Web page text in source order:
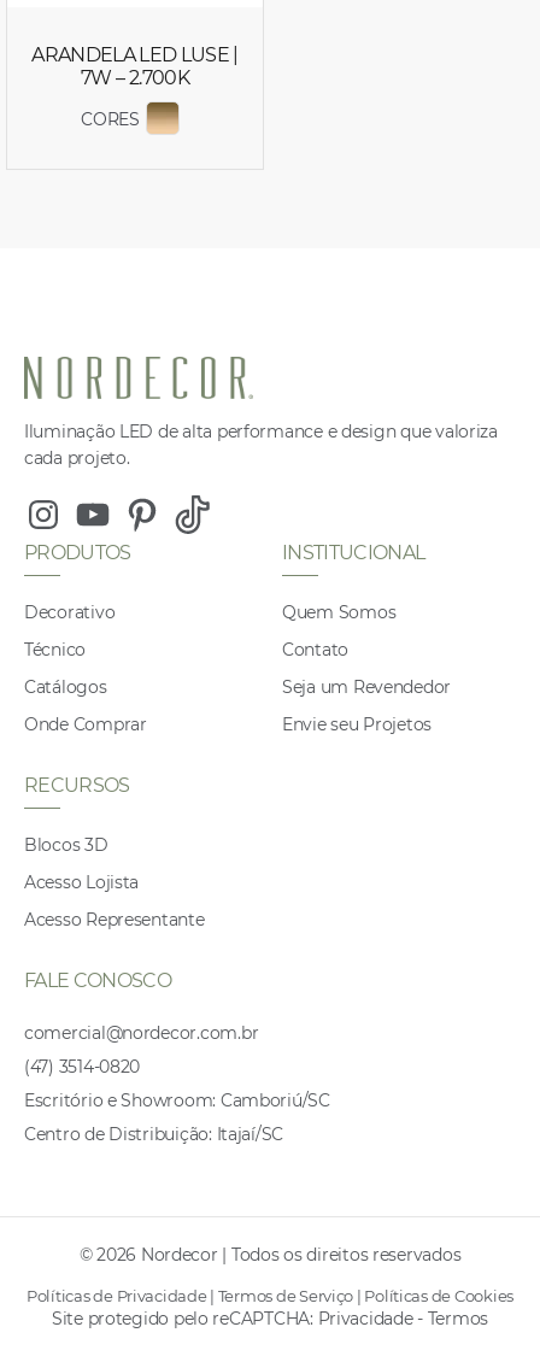
ARANDELA LED LUSE |
7W – 2.700K
CORES EXIBIR COR 2798
Iluminação LED de alta performance e design que valoriza
cada projeto.
InstagramYoutubePinterest
Tiktok
PRODUTOS
Decorativo
Técnico
Catálogos
Onde Comprar
INSTITUCIONAL
Quem Somos
Contato
Seja um Revendedor
Envie seu Projetos
RECURSOS
Blocos 3D
Acesso Lojista
Acesso Representante
FALE CONOSCO
comercial@nordecor.com.br
(47) 3514-0820
Escritório e Showroom: Camboriú/SC
Centro de Distribuição: Itajaí/SC
© 2026 Nordecor | Todos os direitos reservados
Políticas de Privacidade| Termos de Serviço | Políticas de Cookies
Site protegido pelo reCAPTCHA: Privacidade- Termos